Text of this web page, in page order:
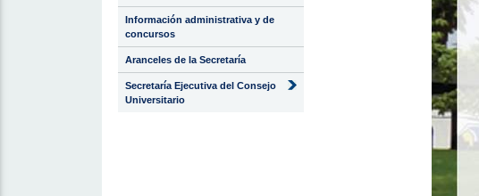
Información administrativa y de
concursos
Aranceles de la Secretaría
Secretaría Ejecutiva del Consejo
Universitario